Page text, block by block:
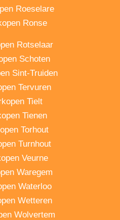
Roeselare
Ronse
Rotselaar
Schoten
Sint-Truiden
Tervuren
Tielt
Tienen
Torhout
Turnhout
Veurne
Waregem
Waterloo
Wetteren
Wolvertem